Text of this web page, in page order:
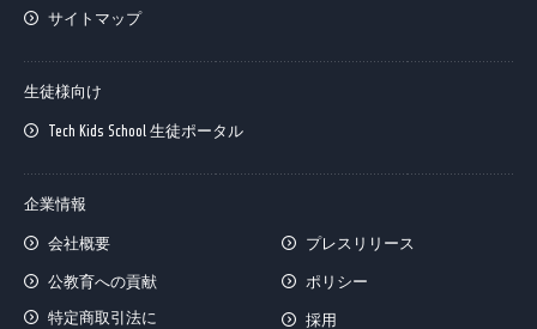
サイトマップ
生徒様向け
Tech Kids School 生徒ポータル
企業情報
会社概要 プレスリリース
公教育への貢献
ポリシー
特定商取引法に
採用